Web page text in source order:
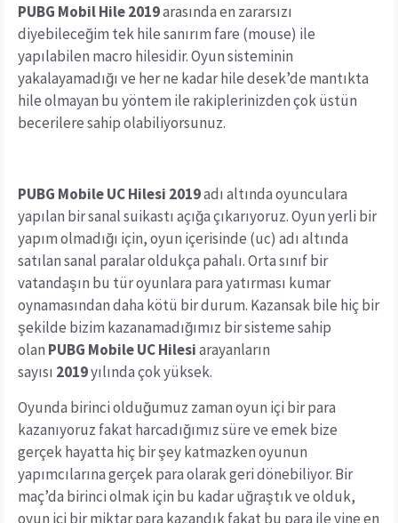
PUBG Mobil Hile 2019arasında en zararsızı
diyebileceğim tek hile sanırım fare (mouse) ile
yapılabilen macro hilesidir. Oyun sisteminin
yakalayamadığı ve her ne kadar hile desek’de mantıkta
hile olmayan bu yöntem ile rakiplerinizden çok üstün
becerilere sahip olabiliyorsunuz.
PUBG Mobile UC Hilesi 2019adı altında oyunculara
yapılan bir sanal suikastı açığa çıkarıyoruz. Oyun yerli bir
yapım olmadığı için, oyun içerisinde (uc) adı altında
satılan sanal paralar oldukça pahalı. Orta sınıf bir
vatandaşın bu tür oyunlara para yatırması kumar
oynamasından daha kötü bir durum. Kazansak bile hiç bir
şekilde bizim kazanamadığımız bir sisteme sahip
olan PUBG Mobile UC Hilesiarayanların
sayısı 2019yılında çok yüksek.
Oyunda birinci olduğumuz zaman oyun içi bir para
kazanıyoruz fakat harcadığımız süre ve emek bize
gerçek hayatta hiç bir şey katmazken oyunun
yapımcılarına gerçek para olarak geri dönebiliyor. Bir
maç’da birinci olmak için bu kadar uğraştık ve olduk,
oyun içi bir miktar para kazandık fakat bu para ile yine en